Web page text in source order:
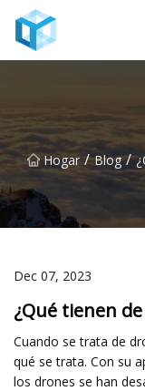
Hogar / Blog /
Dec 07, 2023
¿Qué tienen
Cuando se trata de
qué se trata. Con su
los drones se han